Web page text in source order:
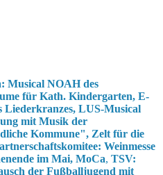
Musical NOAH des
für Kath. Kindergarten, E-
Liederkranzes, LUS-Musical
mit Musik der
Kommune", Zelt für die
Weinmesse
im Mai, MoCa, TSV:
der Fußballjugend mit